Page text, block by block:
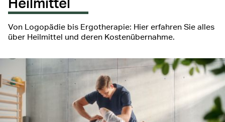
Von Logopädie bis Ergotherapie: Hier erfahren Sie alles
über Heilmittel und deren Kostenübernahme.